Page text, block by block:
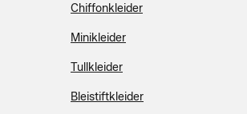
Chiffonkleider
Minikleider
Tullkleider
Bleistiftkleider